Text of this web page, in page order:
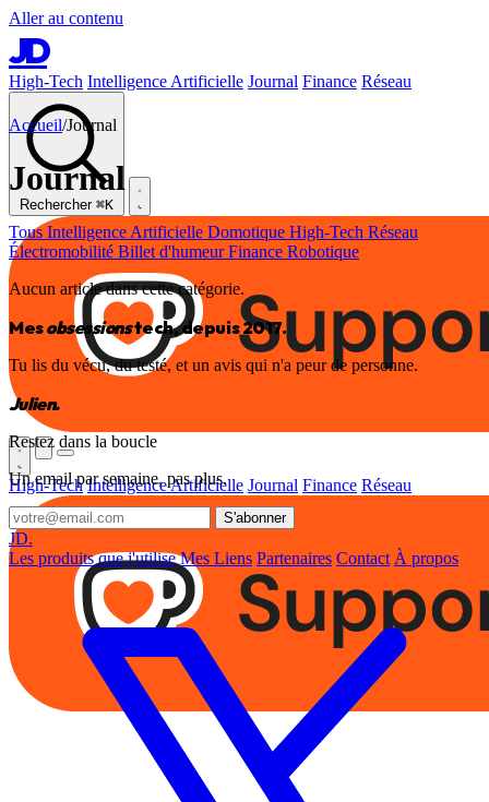
Aller au contenu
JD
High-Tech Intelligence Artificielle Journal Finance Réseau
Rechercher ⌘K
High-Tech Intelligence Artificielle Journal Finance Réseau
Accueil/Journal
Journal
Tous Intelligence Artificielle Domotique High-Tech Réseau
Électromobilité Billet d'humeurFinance Robotique
Aucun article dans cette catégorie.
Mesobsessionstech, depuis 2017.
Tu lis du vécu, du testé, et un avis qui n'a peur de personne.
Julien.
Restez dans la boucle
Un email par semaine, pas plus.
S'abonner
JD.
Les produits que j'utilise Mes Liens Partenaires Contact À propos